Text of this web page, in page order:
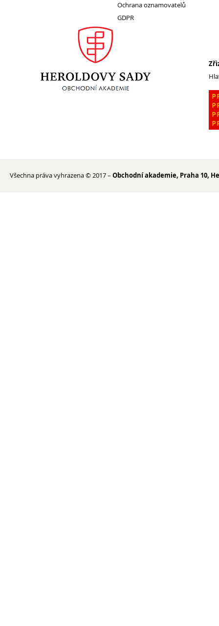
Zájmové aktivity
FotoKlub
Klub mladých diváků
Spolek Herold
Mezinárodní spolupráce
Ochrana oznamovatelů
GDPR
Všechna práva vyhrazena © 2017 – Obchodní akademie, Praha 10,